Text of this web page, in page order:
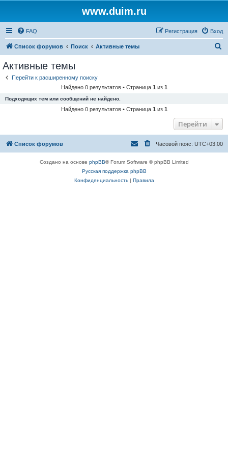
www.duim.ru
FAQ Вход
Регистрация
Список форумов Поиск Активные темы
Активные темы
Перейти к расширенному поиску
Найдено 0 результатов • Страница 1 из 1
Подходящих тем или сообщений не найдено.
Найдено 0 результатов • Страница 1 из 1
Перейти
Список форумов Часовой пояс: UTC+03:00
Создано на основе phpBB® Forum Software © phpBB Limited
Русская поддержка phpBB
Конфиденциальность| Правила